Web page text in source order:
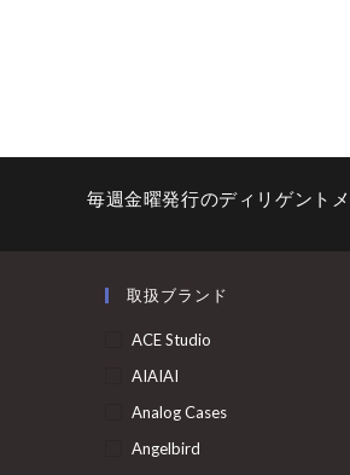
毎週金曜発行のディリゲント
取扱ブランド
ACE Studio
AIAIAI
Analog Cases
Angelbird